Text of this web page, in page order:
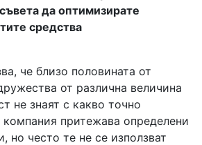
да оптимизирате
средства
че близо половината от
от различна величина
не знаят с какво точно
компания притежава определени
но често те не се използват